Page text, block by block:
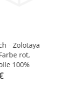
- Zolotaya
rot,
100%